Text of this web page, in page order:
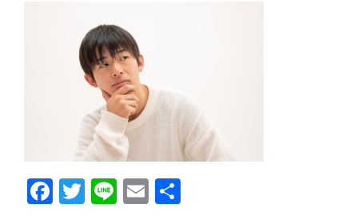
Facebook
Twitter
LineEmail